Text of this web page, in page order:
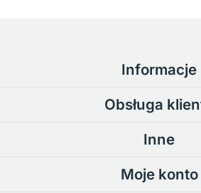
Informacje
Obsługa
Inne
Moje konto